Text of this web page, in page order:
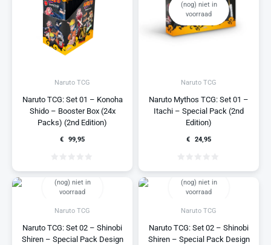
Naruto TCG
Naruto TCG: Set 01 – Konoha
Shido – Booster Box (24x
Packs) (2nd Edition)
€ 99,95
(nog) niet in
voorraad
Naruto TCG
Naruto Mythos TCG: Set 01 –
Itachi – Special Pack (2nd
Edition)
€ 24,95
(nog) niet in
voorraad
Naruto TCG
Naruto TCG: Set 02 – Shinobi
Shiren – Special Pack Design
(nog) niet in
voorraad
Naruto TCG
Naruto TCG: Set 02 – Shinobi
Shiren – Special Pack Design